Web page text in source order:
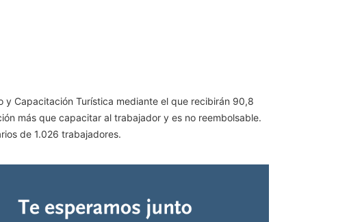
y Capacitación Turística mediante el que recibirán 90,8
más que capacitar al trabajador y es no reembolsable.
de 1.026 trabajadores.